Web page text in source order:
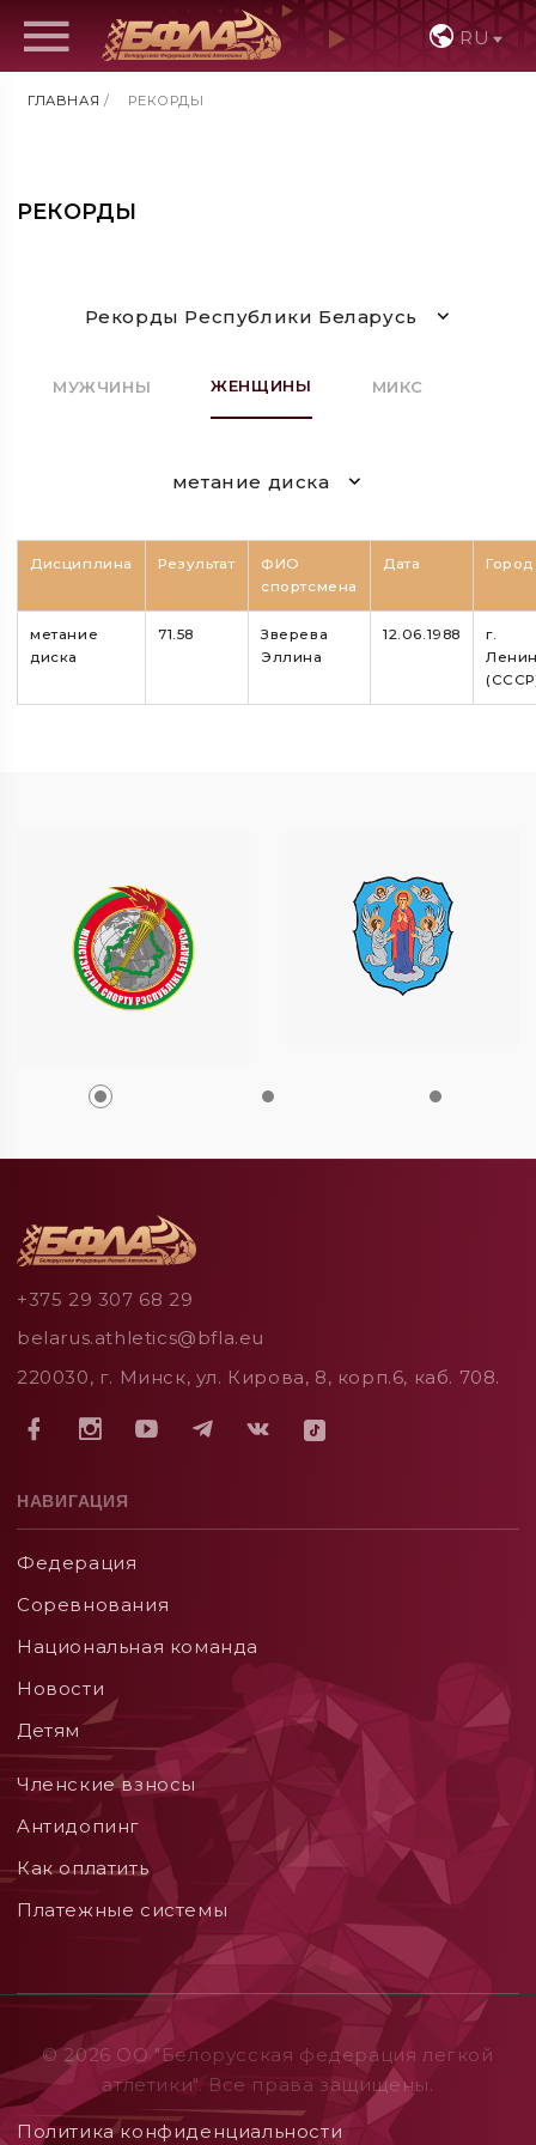
RU
ГЛАВНАЯ / РЕКОРДЫ
РЕКОРДЫ
Рекорды Республики Беларусь
МУЖЧИНЫ ЖЕНЩИНЫ МИКС
метание диска
Дисциплина Результат
ФИО
спортсмена
Дата Город
метание
диска
71.58
Зверева
Эллина
12.06.1988
г.
+375 29 307 68 29
belarus.athletics@bfla.eu
220030, г. Минск, ул. Кирова, 8, корп.6, каб. 708.
НАВИГАЦИЯ
Федерация
Соревнования
Национальная команда
Новости
Детям
Членские взносы
Aнтидопинг
Как оплатить
Платежные системы
© 2026 ОO "Белорусская федерация легкой
атлетики". Все права защищены.
Политика конфиденциальности